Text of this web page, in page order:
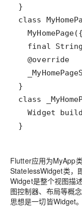
Flutter应用为MyApp
StatelessWidget类，
Widget是整个视图描
图控制器、布局等概
思想是一切皆Widget。